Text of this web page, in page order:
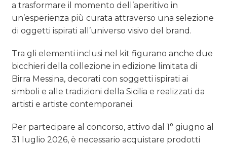
a trasformare il momento dell’aperitivo in
un’esperienza più curata attraverso una selezione
di oggetti ispirati all’universo visivo del brand.
Tra gli elementi inclusi nel kit figurano anche due
bicchieri della collezione in edizione limitata di
Birra Messina, decorati con soggetti ispirati ai
simboli e alle tradizioni della Sicilia e realizzati da
artisti e artiste contemporanei.
Per partecipare al concorso, attivo dal 1° giugno al
31 luglio 2026, è necessario acquistare prodotti